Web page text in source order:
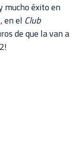
mucho éxito en
en el Club
de que la van a